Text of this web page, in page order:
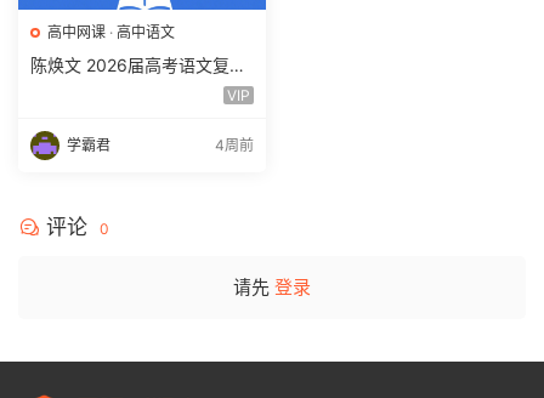
高中网课 · 高中语文
陈焕文 2026届高考语文复习
网课 高三语文 一二三轮视频
VIP
学霸君 4周前
评论 0
请先 登录